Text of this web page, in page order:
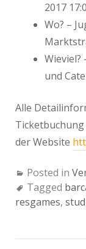
2017
Wo? –
und
Alle
der Website
Posted in
Tagged
resgames,